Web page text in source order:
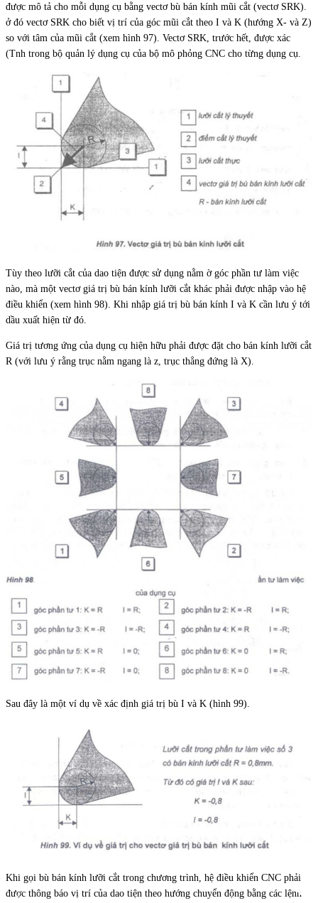
được mô tả cho mỗi dụng cụ bằng vectơ bù bán kính mũi cắt (vectơ SRK).
ở đó vectơ SRK cho biết vị trí của góc mũi cắt theo I và K (hướng X- và Z)
so với tâm của mũi cắt (xem hình 97). Vectơ SRK, trước hết, được xác
(Tnh trong bộ quản lý dụng cụ của bộ mô phỏng CNC cho từng dụng cụ.
Tùy theo lưỡi cắt của dao tiện được sử dụng nằm ờ góc phần tư làm việc
nào, mà một vectơ giá trị bù bán kính lưỡi cắt khác phải được nhập vào hệ
điều khiển (xem hình 98). Khi nhập giá trị bù bán kính I và K cần lưu ý tới
dầu xuất hiện từ đó.
Giá trị tương ứng của dụng cụ hiện hữu phải được đặt cho bán kính lưỡi cắt
R (với lưu ý rằng trục nằm ngang là z, trục thẳng đứng là X).
Sau đây là một ví dụ về xác định giá trị bù I và K (hình 99).
Khi gọi bù bán kính lưỡi cắt trong chương trình, hệ điều khiển CNC phải
được thông báo vị trí của dao tiện theo hướng chuyển động bằng các lệnh